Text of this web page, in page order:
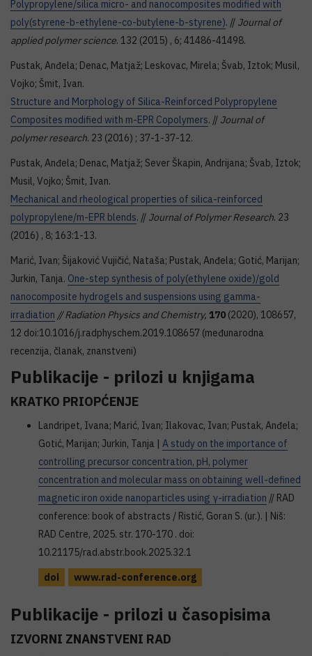
Polypropylene/silica micro- and nanocomposites modified with
poly(styrene-b-ethylene-co-butylene-b-styrene). // Journal of
applied polymer science. 132 (2015) , 6; 41486-41498.
Pustak, Anđela; Denac, Matjaž; Leskovac, Mirela; Švab, Iztok; Musil,
Vojko; Šmit, Ivan.
Structure and Morphology of Silica-Reinforced Polypropylene
Composites modified with m-EPR Copolymers. // Journal of
polymer research. 23 (2016) ; 37-1-37-12.
Pustak, Anđela; Denac, Matjaž; Sever Škapin, Andrijana; Švab, Iztok;
Musil, Vojko; Šmit, Ivan.
Mechanical and rheological properties of silica-reinforced
polypropylene/m-EPR blends. // Journal of Polymer Research. 23
(2016) , 8; 163:1-13.
Marić, Ivan; Šijaković Vujičić, Nataša; Pustak, Anđela; Gotić, Marijan;
Jurkin, Tanja. One-step synthesis of poly(ethylene oxide)/gold
nanocomposite hydrogels and suspensions using gamma-
irradiation // Radiation Physics and Chemistry, 170 (2020), 108657,
12 doi:10.1016/j.radphyschem.2019.108657 (međunarodna
recenzija, članak, znanstveni)
Publikacije - prilozi u knjigama
KRATKO PRIOPĆENJE
Landripet, Ivana; Marić, Ivan; Ilakovac, Ivan; Pustak, Anđela;
Gotić, Marijan; Jurkin, Tanja | A study on the importance of
controlling precursor concentration, pH, polymer
concentration and molecular mass on obtaining well-defined
magnetic iron oxide nanoparticles using γ-irradiation // RAD
conference: book of abstracts / Ristić, Goran S. (ur.). | Niš:
RAD Centre, 2025. str. 170-170 . doi:
10.21175/rad.abstr.book.2025.32.1
doi
www.rad-conference.org
Publikacije - prilozi u časopisima
IZVORNI ZNANSTVENI RAD